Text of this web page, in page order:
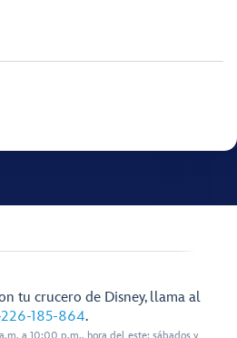
tu crucero de Disney, llama al
185-864.